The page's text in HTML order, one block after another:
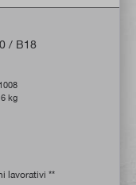
di 5 su 5 stelle
/ B18
1008
kg
lavorativi **